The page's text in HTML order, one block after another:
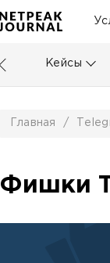
Кейсы
Главная /
Фишки